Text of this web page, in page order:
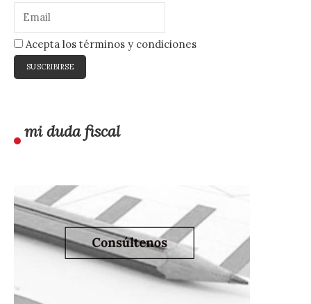
Acepta los términos y condiciones
mi duda fiscal